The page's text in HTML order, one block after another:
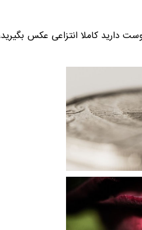
دارید کاملا انتزاعی عکس